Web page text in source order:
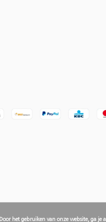
Door het gebruiken van onze website, ga je